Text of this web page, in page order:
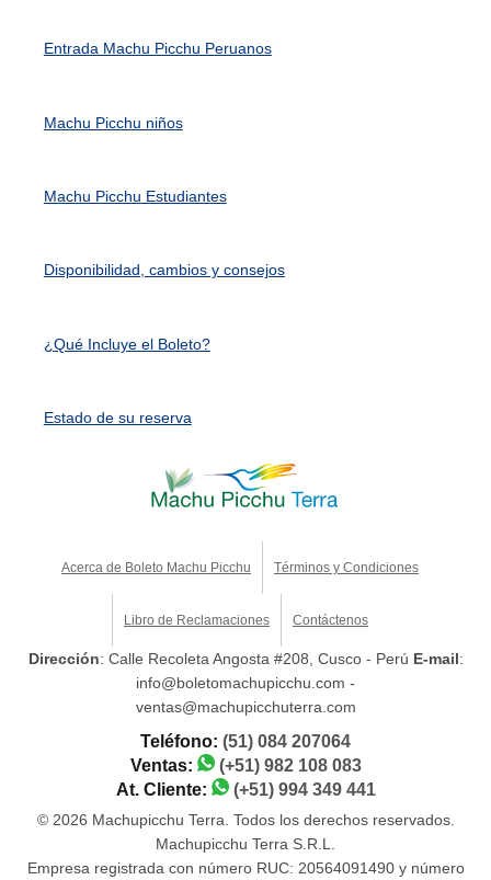
Entrada Machu Picchu Peruanos
Machu Picchu niños
Machu Picchu Estudiantes
Disponibilidad, cambios y consejos
¿Qué Incluye el Boleto?
Estado de su reserva
Acerca de Boleto Machu Picchu Términos y Condiciones
Libro de Reclamaciones Contáctenos
Dirección: Calle Recoleta Angosta #208, Cusco - Perú E-mail:
info@boletomachupicchu.com -
ventas@machupicchuterra.com
Teléfono: (51) 084 207064
Ventas:
(+51) 982 108 083
At. Cliente:
(+51) 994 349 441
© 2026 Machupicchu Terra. Todos los derechos reservados.
Machupicchu Terra S.R.L.
Empresa registrada con número RUC: 20564091490 y número